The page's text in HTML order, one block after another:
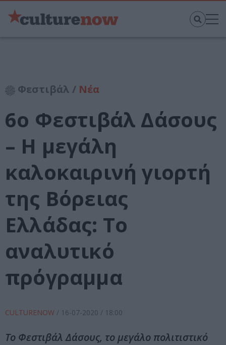
Φεστιβάλ / Νέα
6ο Φεστιβάλ Δάσους
– Η μεγάλη
καλοκαιρινή γιορτή
της Βόρειας
Ελλάδας: Το
αναλυτικό
πρόγραμμα
CULTURENOW / 16-07-2020 / 18:00
To Φεστιβάλ Δάσους, το μεγάλο πολιτιστικό